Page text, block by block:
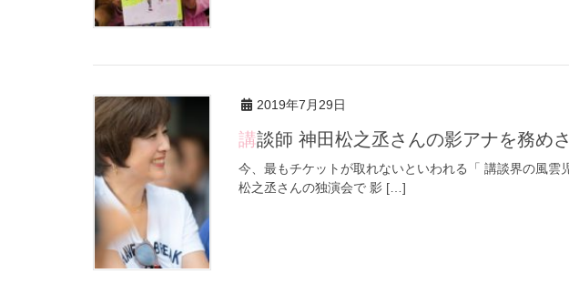
2019年7月29日
講談師 神田松之丞さんの影アナを務め
今、最もチケットが取れないといわれる「 講談界の風雲
松之丞さんの独演会で 影 […]